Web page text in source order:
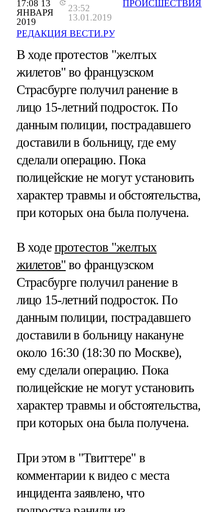
17:08 13
ЯНВАРЯ
2019
23:52
13.01.2019
РЕДАКЦИЯ ВЕСТИ.РУ
ПРОИСШЕСТВИЯ
В ходе протестов "желтых
жилетов" во французском
Страсбурге получил ранение в
лицо 15-летний подросток. По
данным полиции, пострадавшего
доставили в больницу, где ему
сделали операцию. Пока
полицейские не могут установить
характер травмы и обстоятельства,
при которых она была получена.
В ходе протестов "желтых
жилетов" во французском
Страсбурге получил ранение в
лицо 15-летний подросток. По
данным полиции, пострадавшего
доставили в больницу накануне
около 16:30 (18:30 по Москве),
ему сделали операцию. Пока
полицейские не могут установить
характер травмы и обстоятельства,
при которых она была получена.
При этом в "Твиттере" в
комментарии к видео с места
инцидента заявлено, что